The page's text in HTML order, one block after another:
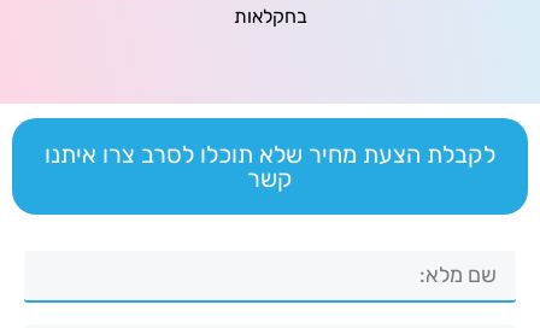
בחקלאות
לקבלת הצעת מחיר שלא תוכלו לסרב צרו איתנו
קשר